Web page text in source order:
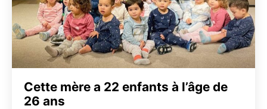
Cette mère a 22 enfants à l’âge de
26 ans